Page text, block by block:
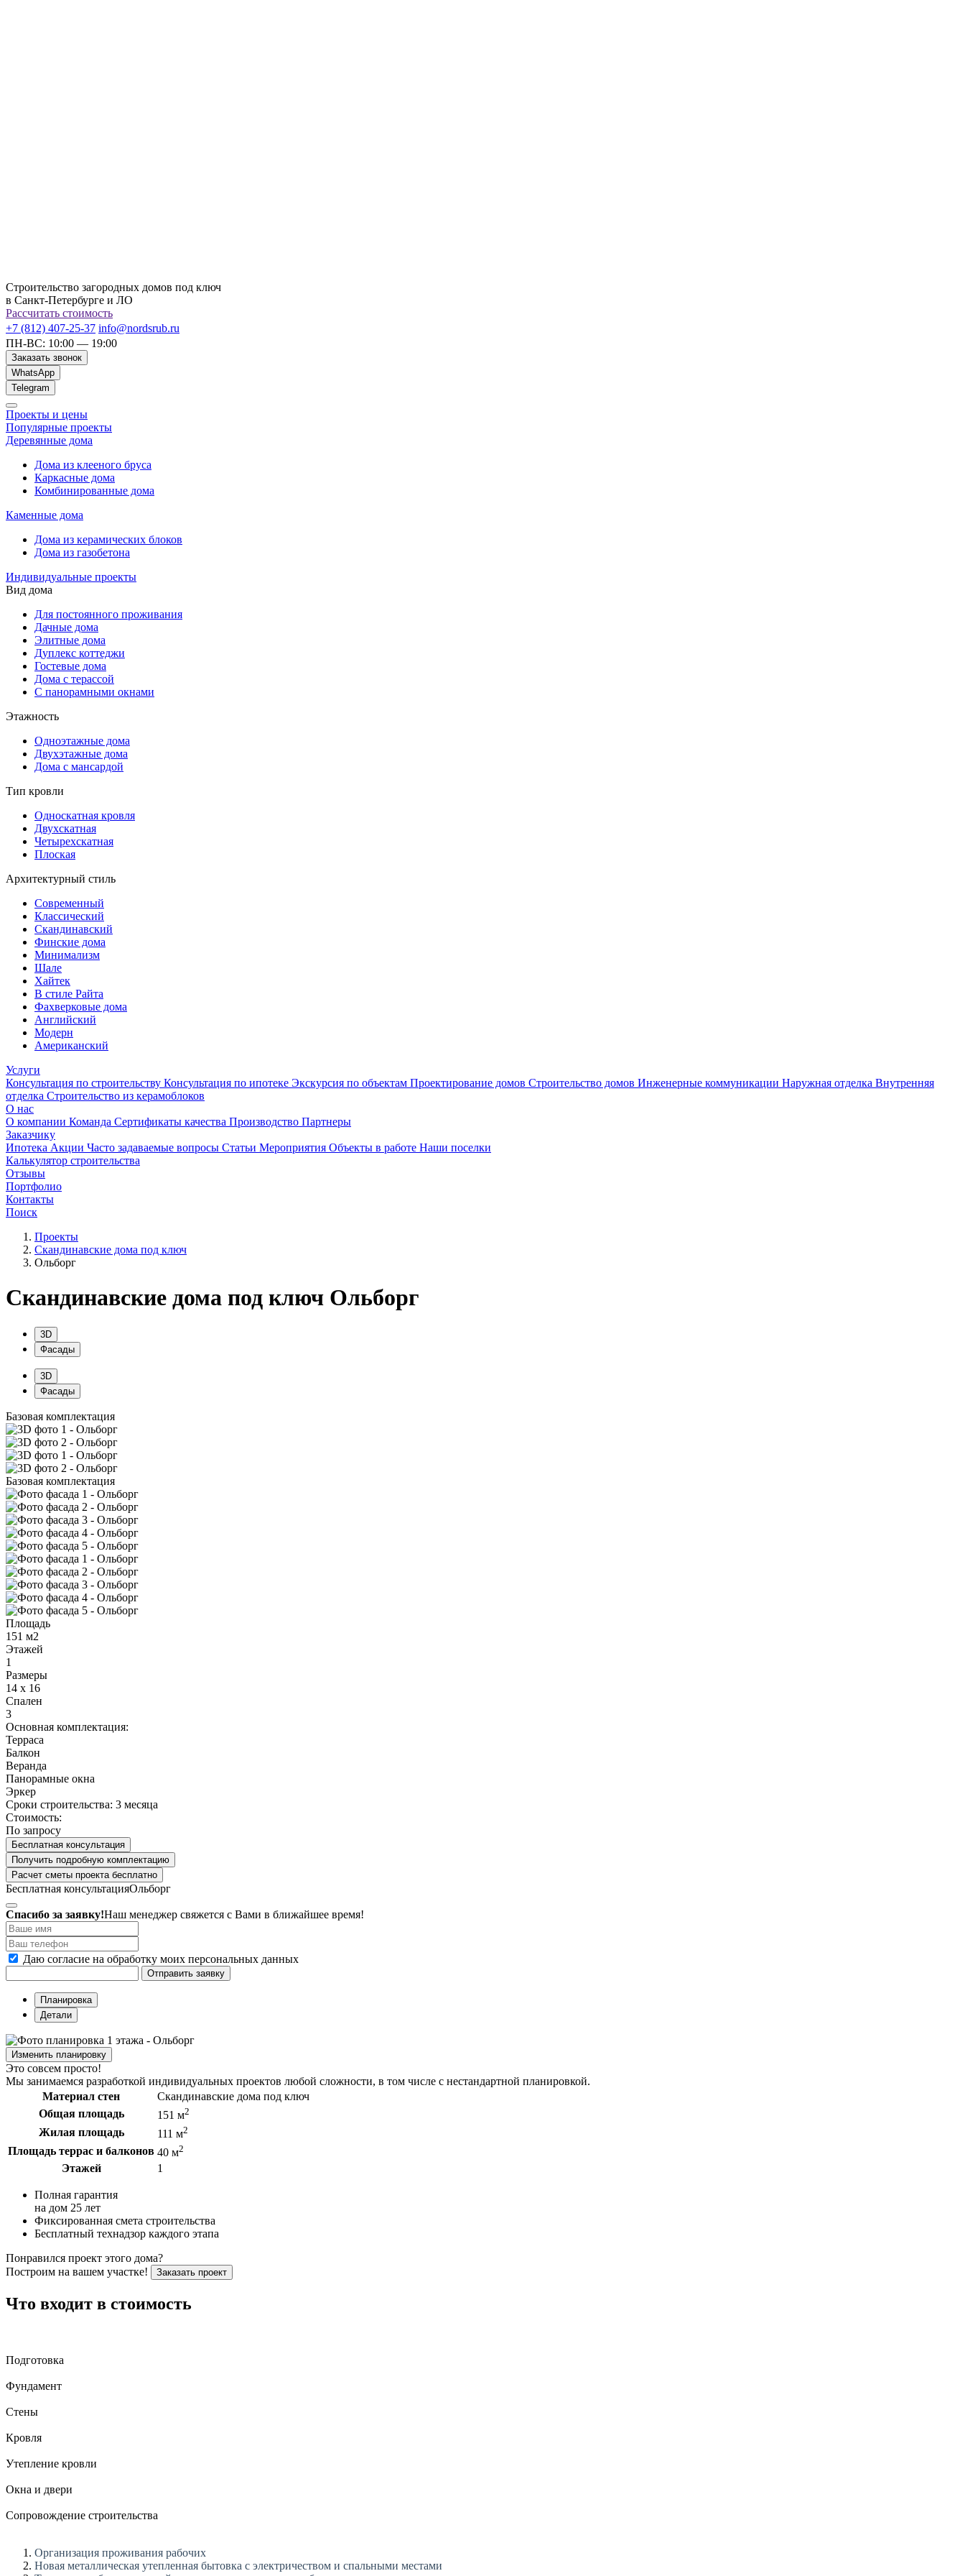
Строительство загородных домов под ключ
в Санкт-Петербурге и ЛО
Рассчитать стоимость
+7 (812) 407-25-37 info@nordsrub.ru
ПН-ВС: 10:00 — 19:00
Заказать звонок
WhatsApp
Telegram
Проекты и цены
Популярные проекты
Деревянные дома
Дома из клееного бруса
Каркасные дома
Комбинированные дома
Каменные дома
Дома из керамических блоков
Дома из газобетона
Индивидуальные проекты
Вид дома
Для постоянного проживания
Дачные дома
Элитные дома
Дуплекс коттеджи
Гостевые дома
Дома с терассой
С панорамными окнами
Этажность
Одноэтажные дома
Двухэтажные дома
Дома с мансардой
Тип кровли
Односкатная кровля
Двухскатная
Четырехскатная
Плоская
Архитектурный стиль
Современный
Классический
Скандинавский
Финские дома
Минимализм
Шале
Хайтек
В стиле Райта
Фахверковые дома
Английский
Модерн
Американский
Услуги
Консультация по строительству Консультация по ипотеке Экскурсия по объектам Проектирование домов Строительство домов Инженерные коммуникации Наружная отделка Внутренняя
отделка Строительство из керамоблоков
О нас
О компании Команда Сертификаты качества Производство Партнеры
Заказчику
Ипотека Акции Часто задаваемые вопросы Статьи Мероприятия Объекты в работе Наши поселки
Калькулятор строительства
Отзывы
Портфолио
Контакты
Поиск
Проекты
Скандинавские дома под ключ
Ольборг
Скандинавские дома под ключ Ольборг
3D
Фасады
3D
Фасады
Базовая комплектация
Базовая комплектация
Площадь
151 м2
Этажей
1
Размеры
14 х 16
Спален
3
Основная комплектация:
Терраса
Балкон
Веранда
Панорамные окна
Эркер
Сроки строительства: 3 месяца
Стоимость:
По запросу
Бесплатная консультация
Получить подробную комплектацию
Расчет сметы проекта бесплатно
Бесплатная консультацияОльборг
Спасибо за заявку!Наш менеджер свяжется с Вами в ближайшее время!
Даю согласие на обработку моих персональных данных
Отправить заявку
Планировка
Детали
Изменить планировку
Это совсем просто!
Мы занимаемся разработкой индивидуальных проектов любой сложности, в том числе с нестандартной планировкой.
Материал стен
Скандинавские дома под ключ
Общая площадь
151 м2
Жилая площадь 111 м2
Площадь террас и балконов 40 м2
Этажей 1
Полная гарантия
на дом 25 лет
Фиксированная смета строительства
Бесплатный технадзор каждого этапа
Понравился проект этого дома?
Построим на вашем участке!
Заказать проект
Что входит в стоимость
Подготовка
Фундамент
Стены
Кровля
Утепление кровли
Окна и двери
Сопровождение строительства
Организация проживания рабочих
Новая металлическая утепленная бытовка с электричеством и спальными местами